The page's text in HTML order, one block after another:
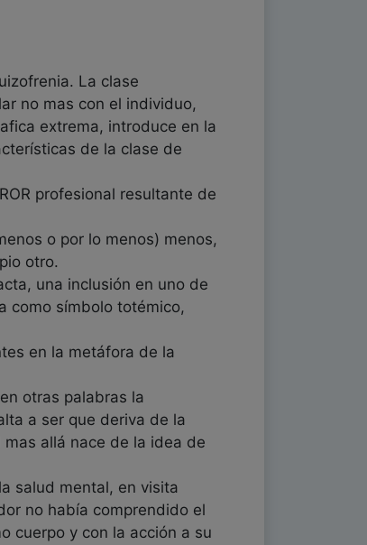
La clase
no mas con el individuo,
extrema, introduce en la
de la clase de
profesional resultante de
o por lo menos) menos,
otro.
una inclusión en uno de
como símbolo totémico,
en la metáfora de la
otras palabras la
a ser que deriva de la
allá nace de la idea de
salud mental, en visita
no había comprendido el
cuerpo y con la acción a su